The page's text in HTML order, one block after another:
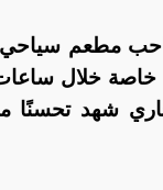
مطعم
خلال ساعات
شهد تحسنًا